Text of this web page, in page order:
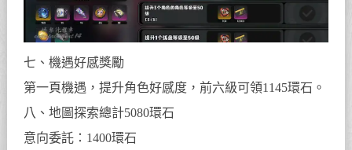
七、機遇好感獎勵
第一頁機遇，提升角色好感度，前六級可領1145環石。
八、地圖探索總計5080環石
意向委託：1400環石